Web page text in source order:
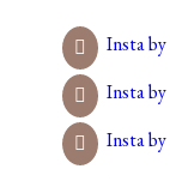
Insta
Insta
Insta